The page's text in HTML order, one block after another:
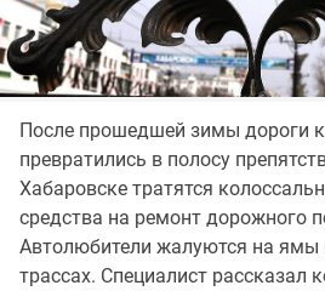
После прошедшей зимы дороги
превратились в полосу
Хабаровске тратятся
средства на ремонт дорожного
Автолюбители жалуются на ямы
трассах. Специалист рассказал